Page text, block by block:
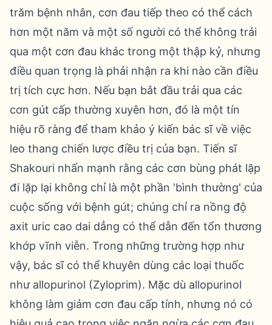
trăm bệnh nhân, cơn đau tiếp theo có thể cách
hơn một năm và một số người có thể không trải
qua một cơn đau khác trong một thập kỷ, nhưng
điều quan trọng là phải nhận ra khi nào cần điều
trị tích cực hơn. Nếu bạn bắt đầu trải qua các
cơn gút cấp thường xuyên hơn, đó là một tín
hiệu rõ ràng để tham khảo ý kiến bác sĩ về việc
leo thang chiến lược điều trị của bạn. Tiến sĩ
Shakouri nhấn mạnh rằng các cơn bùng phát lặp
đi lặp lại không chỉ là một phần 'bình thường' của
cuộc sống với bệnh gút; chúng chỉ ra nồng độ
axit uric cao dai dẳng có thể dẫn đến tổn thương
khớp vĩnh viễn. Trong những trường hợp như
vậy, bác sĩ có thể khuyên dùng các loại thuốc
như allopurinol (Zyloprim). Mặc dù allopurinol
không làm giảm cơn đau cấp tính, nhưng nó có